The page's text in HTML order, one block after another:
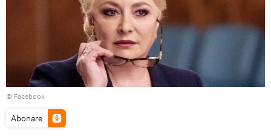
© Facebook
Abonare